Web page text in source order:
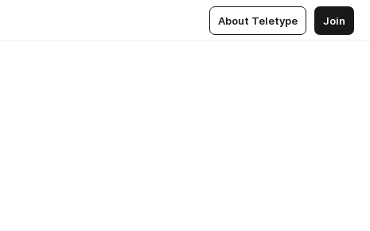
About Teletype Join